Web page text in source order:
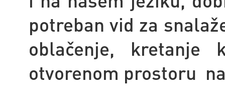
potreban vid za
oblačenje,
otvorenom prostoru